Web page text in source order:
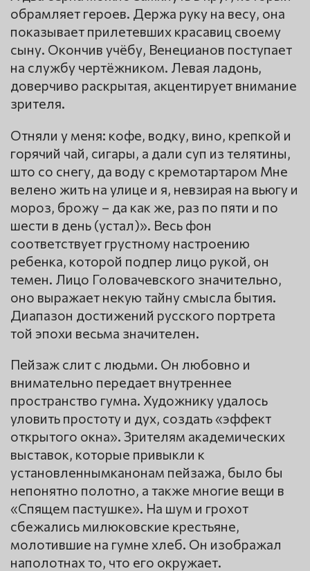
обрамляет героев. Держа руку на весу, она
показывает прилетевших красавиц своему
сыну. Окончив учёбу, Венецианов поступает
на службу чертёжником. Левая ладонь,
доверчиво раскрытая, акцентирует внимание
зрителя.
Отняли у меня: кофе, водку, вино, крепкой и
горячий чай, сигары, а дали суп из телятины,
што со снегу, да воду с кремотартаром Мне
велено жить на улице и я, невзирая на вьюгу и
мороз, брожу – да как же, раз по пяти и по
шести в день (устал)». Весь фон
соответствует грустному настроению
ребенка, которой подпер лицо рукой, он
темен. Лицо Головачевского значительно,
оно выражает некую тайну смысла бытия.
Диапазон достижений русского портрета
той эпохи весьма значителен.
Пейзаж слит с людьми. Он любовно и
внимательно передает внутреннее
пространство гумна. Художнику удалось
уловить простоту и дух, создать «эффект
открытого окна». Зрителям академических
выставок, которые привыкли к
установленнымканонам пейзажа, было бы
непонятно полотно, а также многие вещи в
«Спящем пастушке». На шум и грохот
сбежались милюковские крестьяне,
молотившие на гумне хлеб. Он изображал
наполотнах то, что его окружает.